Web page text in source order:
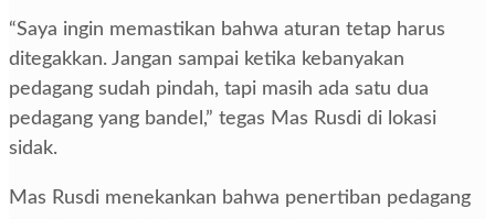
“Saya ingin memastikan bahwa aturan tetap harus
ditegakkan. Jangan sampai ketika kebanyakan
pedagang sudah pindah, tapi masih ada satu dua
pedagang yang bandel,” tegas Mas Rusdi di lokasi
sidak.
Mas Rusdi menekankan bahwa penertiban pedagang